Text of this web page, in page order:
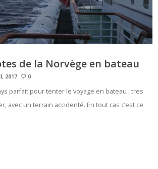
de la Norvège en bateau
2017 0
parfait pour tenter le voyage en bateau : tres
avec un terrain accidenté. En tout cas c’est ce